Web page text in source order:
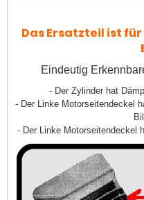
Das Ersatzteil ist
Eindeutig
- Der Zylinder hat
- Der Linke Motorseitendeckel
- Der Linke Motorseitendeckel